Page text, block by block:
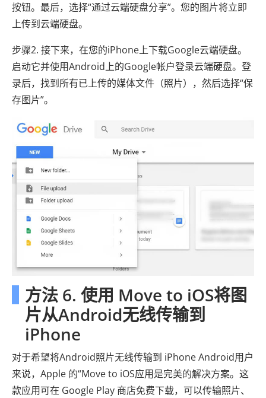
按钮。最后，选择“通过云端硬盘分享”。您的图片将立即
上传到云端硬盘。
步骤2. 接下来，在您的iPhone上下载Google云端硬盘。
启动它并使用Android上的Google帐户登录云端硬盘。登
录后，找到所有已上传的媒体文件（照片），然后选择“保
存图片”。
方法 6. 使用 Move to iOS将图
片从Android无线传输到
iPhone
对于希望将Android照片无线传输到 iPhone Android用户
来说，Apple 的“Move to iOS应用是完美的解决方案。这
款应用可在 Google Play 商店免费下载，可以传输照片、